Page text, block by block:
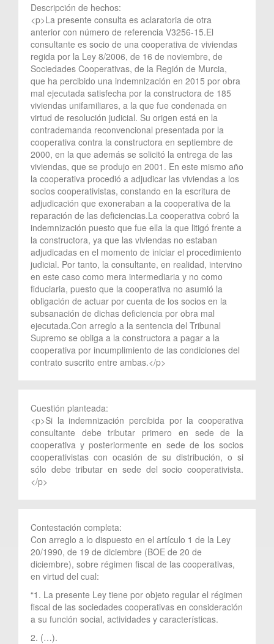
Descripción de hechos:
<p>La presente consulta es aclaratoria de otra
anterior con número de referencia V3256-15.El
consultante es socio de una cooperativa de viviendas
regida por la Ley 8/2006, de 16 de noviembre, de
Sociedades Cooperativas, de la Región de Murcia,
que ha percibido una indemnización en 2015 por obra
mal ejecutada satisfecha por la constructora de 185
viviendas unifamiliares, a la que fue condenada en
virtud de resolución judicial. Su origen está en la
contrademanda reconvencional presentada por la
cooperativa contra la constructora en septiembre de
2000, en la que además se solicitó la entrega de las
viviendas, que se produjo en 2001. En este mismo año
la cooperativa procedió a adjudicar las viviendas a los
socios cooperativistas, constando en la escritura de
adjudicación que exoneraban a la cooperativa de la
reparación de las deficiencias.La cooperativa cobró la
indemnización puesto que fue ella la que litigó frente a
la constructora, ya que las viviendas no estaban
adjudicadas en el momento de iniciar el procedimiento
judicial. Por tanto, la consultante, en realidad, intervino
en este caso como mera intermediaria y no como
fiduciaria, puesto que la cooperativa no asumió la
obligación de actuar por cuenta de los socios en la
subsanación de dichas deficiencia por obra mal
ejecutada.Con arreglo a la sentencia del Tribunal
Supremo se obliga a la constructora a pagar a la
cooperativa por incumplimiento de las condiciones del
contrato suscrito entre ambas.</p>
Cuestión planteada:
<p>Si la indemnización percibida por la cooperativa
consultante debe tributar primero en sede de la
cooperativa y posteriormente en sede de los socios
cooperativistas con ocasión de su distribución, o si
sólo debe tributar en sede del socio cooperativista.
</p>
Contestación completa:
Con arreglo a lo dispuesto en el artículo 1 de la Ley
20/1990, de 19 de diciembre (BOE de 20 de
diciembre), sobre régimen fiscal de las cooperativas,
en virtud del cual:
“1. La presente Ley tiene por objeto regular el régimen
fiscal de las sociedades cooperativas en consideración
a su función social, actividades y características.
2. (…).